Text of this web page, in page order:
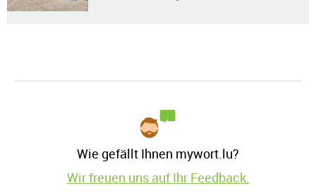
Wie gefällt Ihnen mywort.lu?
Wir freuen uns auf Ihr Feedback.